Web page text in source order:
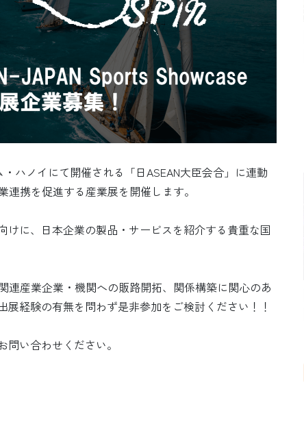
ハノイにて開催される「日ASEAN大臣会合」に連動
携を促進する産業展を開催します。
けに、日本企業の製品・サービスを紹介する貴重な国
連産業企業・機関への販路開拓、関係構築に関心のあ
経験の有無を問わず是非参加をご検討ください！！
い合わせください。